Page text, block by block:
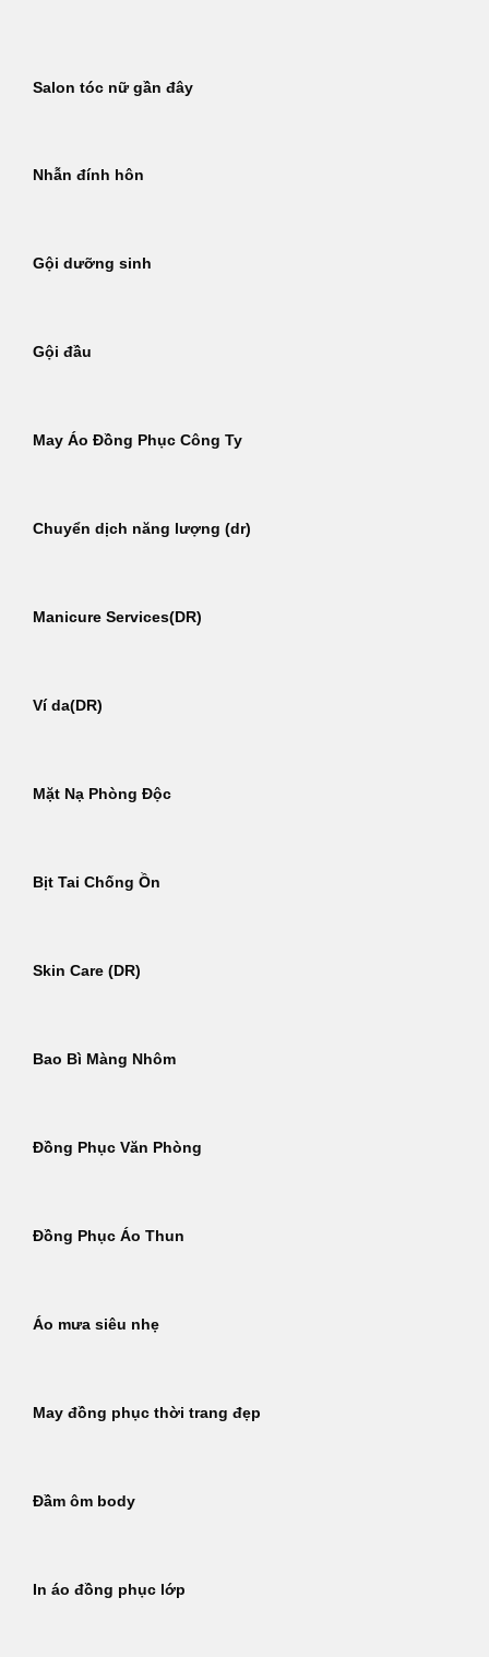
dungSalon tóc nữ gần đây
Nhẫn đính hôn
Gội dưỡng sinh
Gội đầu
May Áo Đồng Phục Công Ty
Chuyển dịch năng lượng (dr)
Manicure Services(DR)
Ví da(DR)
Mặt Nạ Phòng Độc
Bịt Tai Chống Ồn
Skin Care (DR)
Bao Bì Màng Nhôm
Đồng Phục Văn Phòng
Đồng Phục Áo Thun
Áo mưa siêu nhẹ
May đồng phục thời trang đẹp
Đầm ôm body
In áo đồng phục lớp